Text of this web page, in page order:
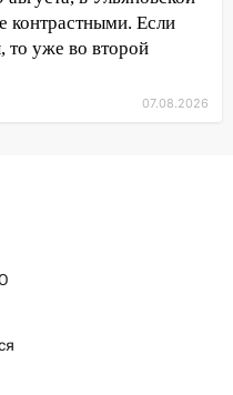
акцию «Час
день
мужчина
непогода: град
иномарку
тысяч рублей
контрастными. Если
то уже во второй
07.08.2026